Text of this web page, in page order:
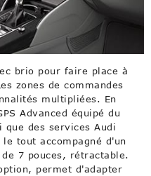
brio pour faire place à
zones de commandes
multipliées. En
Advanced équipé du
des services Audi
tout accompagné d'un
7 pouces, rétractable.
permet d'adapter